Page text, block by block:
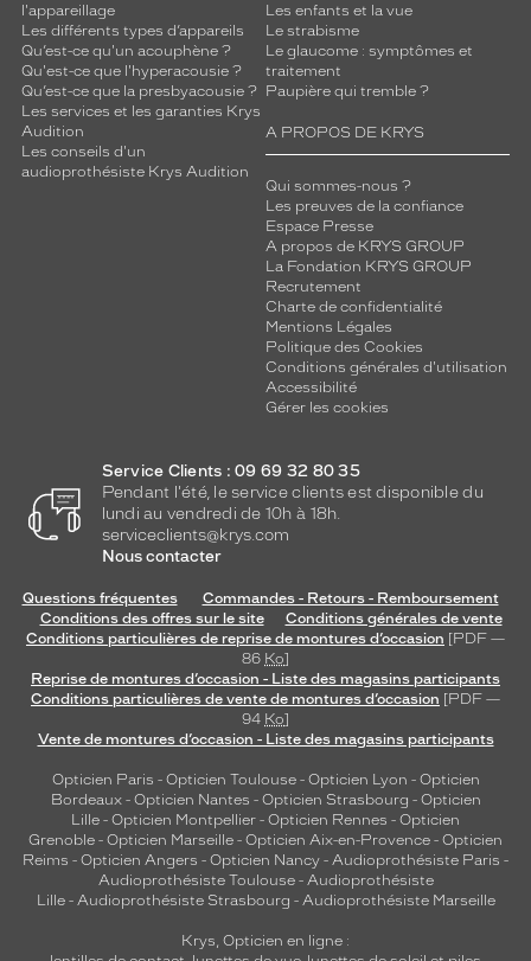
l'appareillage
Les différents types d’appareils
Qu’est-ce qu'un acouphène ?
Qu'est-ce que l'hyperacousie ?
Qu’est-ce que la presbyacousie ?
Les services et les garanties Krys
Audition
Les conseils d'un
audioprothésiste Krys Audition
Les enfants et la vue
Le strabisme
Le glaucome : symptômes et
traitement
Paupière qui tremble ?
A PROPOS DE KRYS
Qui sommes-nous ?
Les preuves de la confiance
Espace Presse
A propos de KRYS GROUP
La Fondation KRYS GROUP
Recrutement
Charte de confidentialité
Mentions Légales
Politique des Cookies
Conditions générales d'utilisation
Accessibilité
Gérer les cookies
Service Clients : 09 69 32 80 35
Pendant l'été, le service clients est disponible du
lundi au vendredi de 10h à 18h.
serviceclients@krys.com
Nous contacter
Questions fréquentes
Commandes - Retours - Remboursement
Conditions des offres sur le site
Conditions générales de vente
Conditions particulières de reprise de montures d’occasion [PDF —
86 Ko]
Reprise de montures d’occasion - Liste des magasins participants
Conditions particulières de vente de montures d’occasion [PDF —
94 Ko]
Vente de montures d’occasion - Liste des magasins participants
Opticien Paris - Opticien Toulouse- Opticien Lyon - Opticien
Bordeaux- Opticien Nantes - Opticien Strasbourg - Opticien
Lille - Opticien Montpellier - Opticien Rennes - Opticien
Grenoble - Opticien Marseille - Opticien Aix-en-Provence - Opticien
Reims - Opticien Angers - Opticien Nancy - Audioprothésiste Paris -
Audioprothésiste Toulouse- Audioprothésiste
Lille- Audioprothésiste Strasbourg - Audioprothésiste Marseille
Krys, Opticien en ligne :